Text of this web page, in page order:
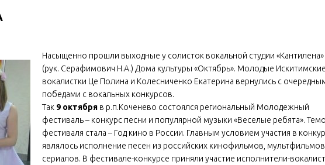
Насыщенно прошли выходные у солисток вокальной студии «Кантилена»
(рук. Серафимович Н.А.) Дома культуры «Октябрь». Молодые Искитимские
вокалистки Це Полина и Колесниченко Екатерина вернулись с
победами с вокальных конкурсов.
Так 9 октября в р.п.Коченево состоялся региональный Молодежный
фестиваль – конкурс песни и популярной музыки «Веселые ребята».
фестиваля стала – Год кино в России. Главным условием участия в
являлось исполнение песен из российских кинофильмов,
сериалов. В фестивале-конкурсе приняли участие исполнители-